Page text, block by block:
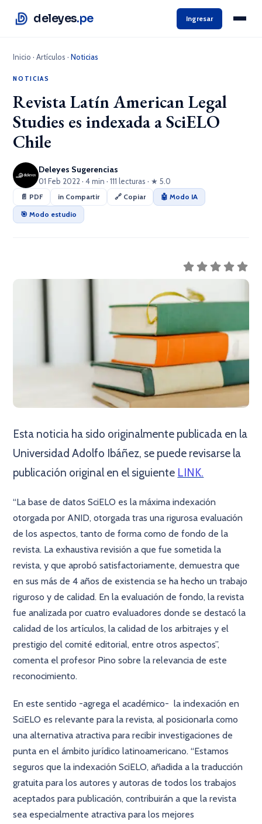
deleyes.pe Ingresar
Inicio ·Artículos ·Noticias
NOTICIAS
Revista Latín American Legal
Studies es indexada a SciELO
Chile
Deleyes Sugerencias
01 Feb 2022 · 4 min · 111 lecturas · ★ 5.0
📄 PDF in Compartir 🔗 Copiar
🤖 Modo IA
🎯 Modo estudio
Esta noticia ha sido originalmente publicada en la
Universidad Adolfo Ibáñez, se puede revisarse la
publicación original en el siguiente LINK.
“La base de datos SciELO es la máxima indexación
otorgada por ANID, otorgada tras una rigurosa evaluación
de los aspectos, tanto de forma como de fondo de la
revista. La exhaustiva revisión a que fue sometida la
revista, y que aprobó satisfactoriamente, demuestra que
en sus más de 4 años de existencia se ha hecho un trabajo
riguroso y de calidad. En la evaluación de fondo, la revista
fue analizada por cuatro evaluadores donde se destacó la
calidad de los artículos, la calidad de los arbitrajes y el
prestigio del comité editorial, entre otros aspectos”,
comenta el profesor Pino sobre la relevancia de este
reconocimiento.
En este sentido -agrega el académico- la indexación en
SciELO es relevante para la revista, al posicionarla como
una alternativa atractiva para recibir investigaciones de
punta en el ámbito jurídico latinoamericano. “Estamos
seguros que la indexación SciELO, añadida a la traducción
gratuita para los autores y autoras de todos los trabajos
aceptados para publicación, contribuirán a que la revista
sea especialmente atractiva para los mejores